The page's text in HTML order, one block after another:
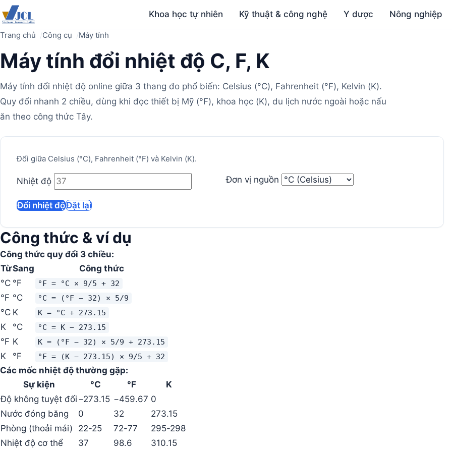
Khoa học tự nhiên Kỹ thuật & công nghệ Y dược Nông nghiệp
Trang chủ Công cụ Máy tính
Máy tính đổi nhiệt độ C, F, K
Máy tính đổi nhiệt độ online giữa 3 thang đo phổ biến: Celsius (°C), Fahrenheit (°F), Kelvin (K).
Quy đổi nhanh 2 chiều, dùng khi đọc thiết bị Mỹ (°F), khoa học (K), du lịch nước ngoài hoặc nấu
ăn theo công thức Tây.
Máy
tính
Đổi giữa Celsius (°C), Fahrenheit (°F) và Kelvin (K).
Nhiệt độ Đơn vị nguồn
Đổi nhiệt độĐặt lại
Công thức & ví dụ
Công thức quy đổi 3 chiều:
TừSang
Công thức
°C °F °F = °C × 9/5 + 32
°F °C °C = (°F − 32) × 5/9
°C K K = °C + 273.15
K °C °C = K − 273.15
°F K K = (°F − 32) × 5/9 + 273.15
K °F °F = (K − 273.15) × 9/5 + 32
Các mốc nhiệt độ thường gặp:
Sự kiện
°C °F
K
Độ không tuyệt đối −273.15 −459.67 0
Nước đóng băng
0 32
273.15
Phòng (thoải mái)
22-25 72-77
295-298
Nhiệt độ cơ thể
37 98.6 310.15